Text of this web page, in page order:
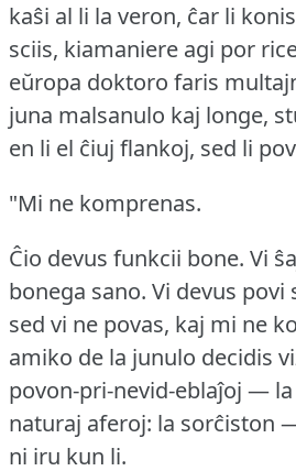
kaŝi al li la veron, ĉar li
sciis, kiamaniere agi por
eŭropa doktoro faris
juna malsanulo kaj longe,
en li el ĉiuj flankoj, sed li
"Mi ne komprenas.
Ĉio devus funkcii bone. Vi
bonega sano. Vi devus povi
sed vi ne povas, kaj mi ne
amiko de la junulo decidis
povon-pri-nevid-eblaĵoj —
naturaj aferoj: la sorĉiston
ni iru kun li.